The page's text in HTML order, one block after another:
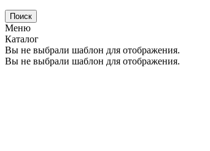
Поиск
Меню
Каталог
Вы не выбрали шаблон для отображения.
Вы не выбрали шаблон для отображения.